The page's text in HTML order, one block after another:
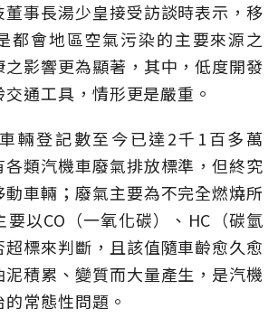
董事長湯少皇接受訪談時表示，移
都會地區空氣污染的主要來源之
影響更為顯著，其中，低度開發
通工具，情形更是嚴重。
輛登記數至今已達2千1百多萬
類汽機車廢氣排放標準，但終究
車輛；廢氣主要為不完全燃燒所
要以CO（一氧化碳）、HC（碳氫
標來判斷，且該值隨車齡愈久愈
積累、變質而大量產生，是汽機
常態性問題。